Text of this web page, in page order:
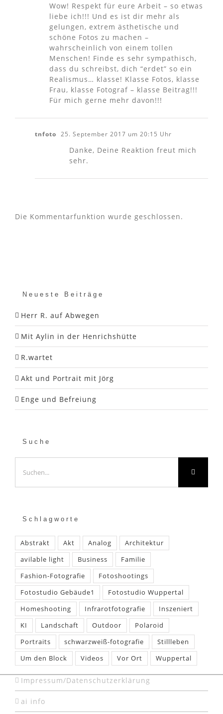
Wow! Respekt für eure Arbeit – so etwas
liebe ich!!! Und es ist dir mehr als
gelungen, extrem ästhetische und
schöne Fotos zu machen –
wahrscheinlich von einem tollen
Menschen! Finde es sehr sympathisch,
dass du schreibst, dich “erdet” so ein
Realismus… klasse! Klasse Fotos, klasse
Frau, klasse Fotograf – klasse Beitrag!!!
Für mich gerne mehr davon!!!
tnfoto 25. September 2017 um 20:15 Uhr
Danke, Deine Reaktion freut mich
sehr.
Die Kommentarfunktion wurde geschlossen.
Neueste Beiträge
Herr R. auf Abwegen
Mit Aylin in der Henrichshütte
R.wartet
Akt und Portrait mit Jörg
Enge und Befreiung
Suche
nach:
Schlagworte
Abstrakt Akt Analog
Architektur
avilable light
Business
Familie
Fashion-Fotografie
Fotoshootings
Fotostudio Gebäude1
Fotostudio Wuppertal
Homeshooting
Infrarotfotografie
Inszeniert
KI
Landschaft Outdoor
Polaroid
Portraits
schwarzweiß-fotografie
Stillleben
Um den Block
Videos Vor Ort Wuppertal
Impressum/Datenschutzerklärung
ai info